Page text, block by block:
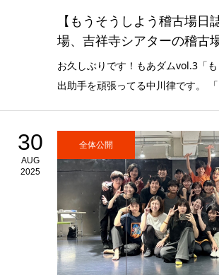
【もうそうしよう稽古場
場、吉祥寺シアターの稽古
お久しぶりです！もあダムvol.3「
出助手を頑張ってる中川律です。
30
AUG
2025
全体公開